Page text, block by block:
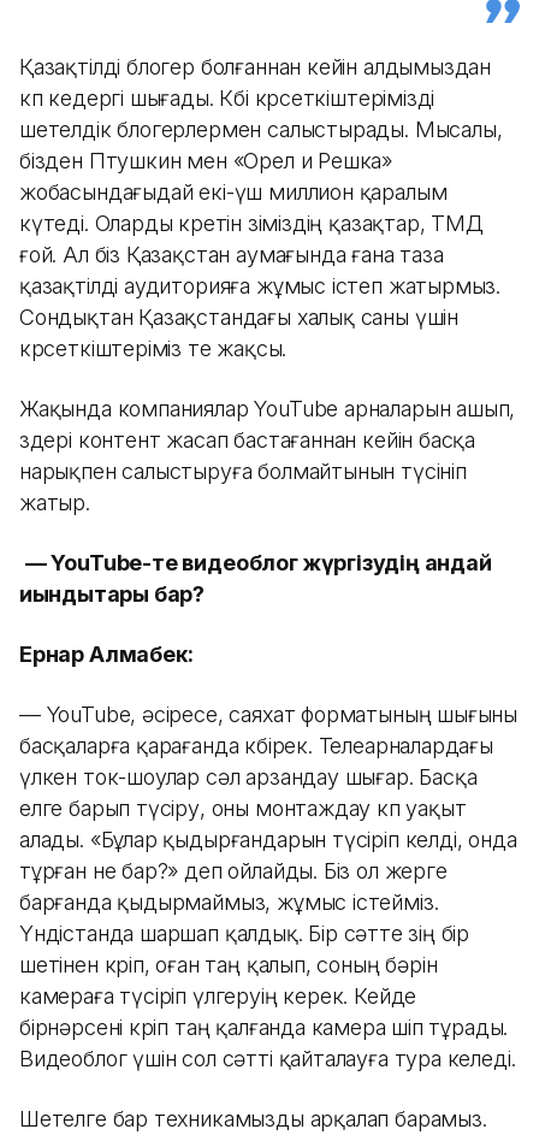
Қазақтілді блогер болғаннан кейін алдымыздан
көп кедергі шығады. Көбі көрсеткіштерімізді
шетелдік блогерлермен салыстырады. Мысалы,
бізден Птушкин мен «Орел и Решка»
жобасындағыдай екі-үш миллион қаралым
күтеді. Оларды көретін өзіміздің қазақтар, ТМД
ғой. Ал біз Қазақстан аумағында ғана таза
қазақтілді аудиторияға жұмыс істеп жатырмыз.
Сондықтан Қазақстандағы халық саны үшін
көрсеткіштеріміз өте жақсы.
Жақында компаниялар YouTube арналарын ашып,
өздері контент жасап бастағаннан кейін басқа
нарықпен салыстыруға болмайтынын түсініп
жатыр.
— YouTube-те видеоблог жүргізудің қандай
қиындықтары бар?
Ернар Алмабек:
— YouTube, әсіресе, саяхат форматының шығыны
басқаларға қарағанда көбірек. Телеарналардағы
үлкен ток-шоулар сәл арзандау шығар. Басқа
елге барып түсіру, оны монтаждау көп уақыт
алады. «Бұлар қыдырғандарын түсіріп келді, онда
тұрған не бар?» деп ойлайды. Біз ол жерге
барғанда қыдырмаймыз, жұмыс істейміз.
Үндістанда шаршап қалдық. Бір сәтте өзің бір
шетінен көріп, оған таң қалып, соның бәрін
камераға түсіріп үлгеруің керек. Кейде
бірнәрсені көріп таң қалғанда камера өшіп тұрады.
Видеоблог үшін сол сәтті қайталауға тура келеді.
Шетелге бар техникамызды арқалап барамыз.